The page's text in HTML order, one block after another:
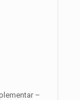
–